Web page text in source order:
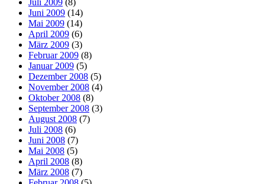
Juli 2009 (8)
Juni 2009 (14)
Mai 2009 (14)
April 2009 (6)
März 2009 (3)
Februar 2009 (8)
Januar 2009 (5)
Dezember 2008 (5)
November 2008 (4)
Oktober 2008 (8)
September 2008 (3)
August 2008 (7)
Juli 2008 (6)
Juni 2008 (7)
Mai 2008 (5)
April 2008 (8)
März 2008 (7)